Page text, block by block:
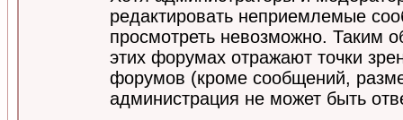
редактировать неприемлемые
просмотреть невозможно. Таким
этих форумах отражают точки
форумов (кроме сообщений,
администрация не может быть